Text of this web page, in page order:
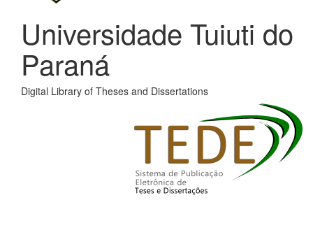
Universidade Tuiuti do
Paraná
Digital Library of Theses and Dissertations